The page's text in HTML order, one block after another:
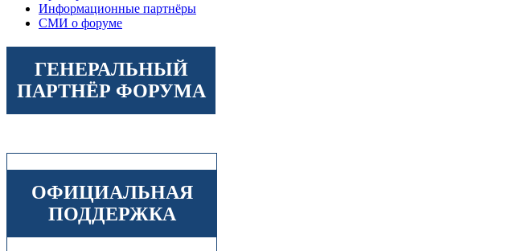
Информационные партнёры
СМИ о форуме
ГЕНЕРАЛЬНЫЙ
ПАРТНЁР ФОРУМА
ОФИЦИАЛЬНАЯ
ПОДДЕРЖКА